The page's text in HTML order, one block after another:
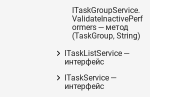
ITaskGroupService.
ValidateInactivePerf
ormers — метод
(TaskGroup, String)
ITaskListService —
интерфейс
ITaskService —
интерфейс